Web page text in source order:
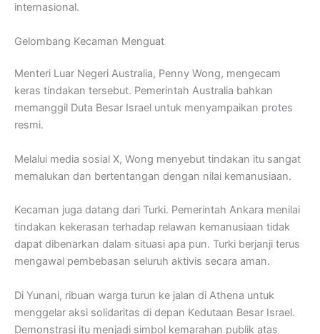
internasional.
Gelombang Kecaman Menguat
Menteri Luar Negeri Australia, Penny Wong, mengecam
keras tindakan tersebut. Pemerintah Australia bahkan
memanggil Duta Besar Israel untuk menyampaikan protes
resmi.
Melalui media sosial X, Wong menyebut tindakan itu sangat
memalukan dan bertentangan dengan nilai kemanusiaan.
Kecaman juga datang dari Turki. Pemerintah Ankara menilai
tindakan kekerasan terhadap relawan kemanusiaan tidak
dapat dibenarkan dalam situasi apa pun. Turki berjanji terus
mengawal pembebasan seluruh aktivis secara aman.
Di Yunani, ribuan warga turun ke jalan di Athena untuk
menggelar aksi solidaritas di depan Kedutaan Besar Israel.
Demonstrasi itu menjadi simbol kemarahan publik atas